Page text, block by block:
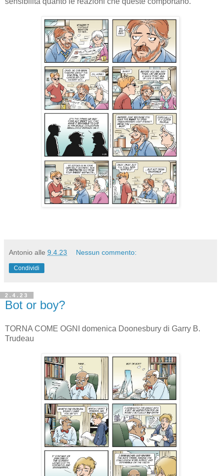
Antonio alle 9.4.23 Nessun commento:
Condividi
2.4.23
Bot or boy?
TORNA COME OGNI domenica Doonesbury di Garry B.
Trudeau